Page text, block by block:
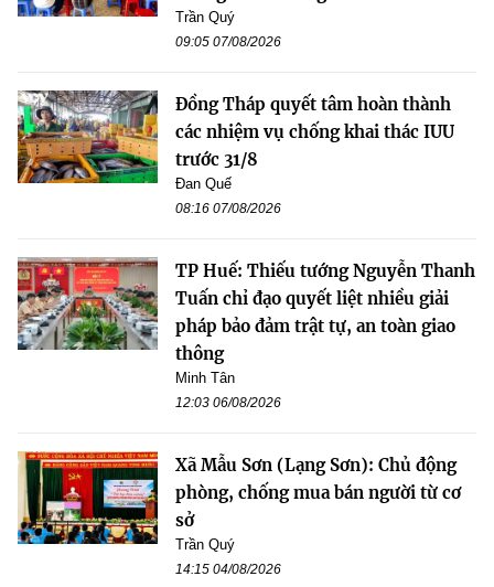
Trần Quý
09:05 07/08/2026
Đồng Tháp quyết tâm hoàn thành
các nhiệm vụ chống khai thác IUU
trước 31/8
Đan Quế
08:16 07/08/2026
TP Huế: Thiếu tướng Nguyễn Thanh
Tuấn chỉ đạo quyết liệt nhiều giải
pháp bảo đảm trật tự, an toàn giao
thông
Minh Tân
12:03 06/08/2026
Xã Mẫu Sơn (Lạng Sơn): Chủ động
phòng, chống mua bán người từ cơ
sở
Trần Quý
14:15 04/08/2026